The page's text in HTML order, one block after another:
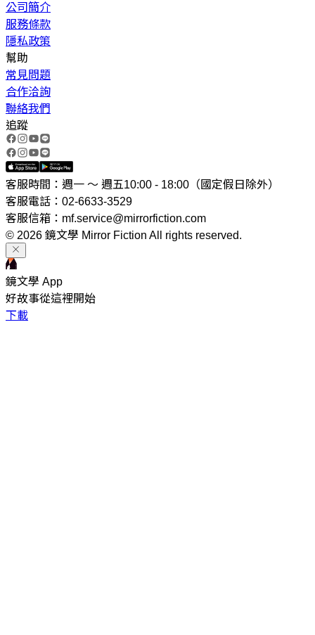
公司簡介
服務條款
隱私政策
幫助
常見問題
合作洽詢
聯絡我們
追蹤
客服時間：週一 ～ 週五10:00 - 18:00（國定假日除外）
客服電話：02-6633-3529
客服信箱：mf.service@mirrorfiction.com
© 2026 鏡文學 Mirror Fiction All rights reserved.
鏡文學 App
好故事從這裡開始
下載